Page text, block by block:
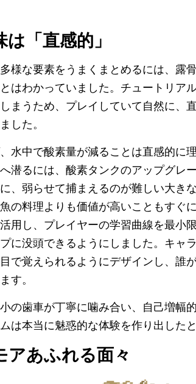
「直感的」
様な要素をうまくまとめるには、露
はわかっていました。チュートリア
まうため、プレイしていて自然に、
した。
水中で酸素量が減ることは直感的に
潜るには、酸素タンクのアップグレ
、弱らせて捕まえるのが難しい大き
の料理よりも価値が高いこともすぐ
用し、プレイヤーの学習曲線を最小
に没頭できるようにしました。キャ
で覚えられるようにデザインし、誰
す。
の歯車が丁寧に噛み合い、自己増幅
は本当に魅惑的な体験を作り出した
アあふれる面々